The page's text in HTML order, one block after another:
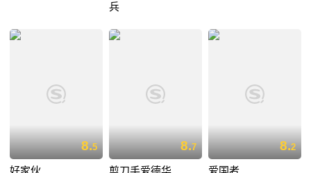
兵
8.5 8.7 8.2